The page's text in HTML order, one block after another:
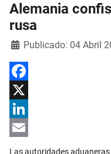
Alemania
rusa
Detalles
Publicado: 04 Abril
Facebook
X
LinkedIn
Las autoridades